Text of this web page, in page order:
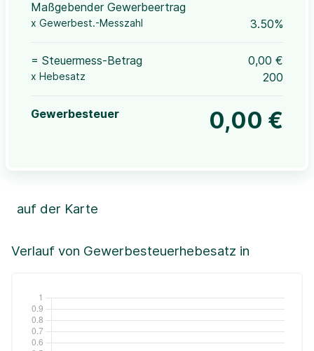
Maßgebender Gewerbeertrag
x Gewerbest.-Messzahl 3.50%
= Steuermess-Betrag 0,00 €
x Hebesatz 200
Gewerbesteuer 0,00 €
Verlauf von Gewerbesteuerhebesatz in
auf der Karte
+
Leaflet|©OpenStreetMap, ©CartoDB,